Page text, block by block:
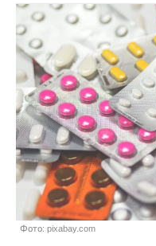
Фото: pixabay.com